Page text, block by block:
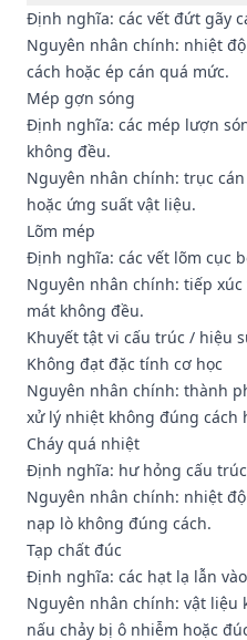
Định nghĩa: các vết đứt gãy
Nguyên nhân chính: nhiệt
cách hoặc ép cán quá mức.
Mép gợn sóng
Định nghĩa: các mép lượn
không đều.
Nguyên nhân chính: trục
hoặc ứng suất vật liệu.
Lõm mép
Định nghĩa: các vết lõm cục
Nguyên nhân chính: tiếp
mát không đều.
Khuyết tật vi cấu trúc / hiệu
Không đạt đặc tính cơ học
Nguyên nhân chính: thành
xử lý nhiệt không đúng cách
Cháy quá nhiệt
Định nghĩa: hư hỏng cấu
Nguyên nhân chính: nhiệt
nạp lò không đúng cách.
Tạp chất đúc
Định nghĩa: các hạt lạ lẫn
Nguyên nhân chính: vật
nấu chảy bị ô nhiễm hoặc